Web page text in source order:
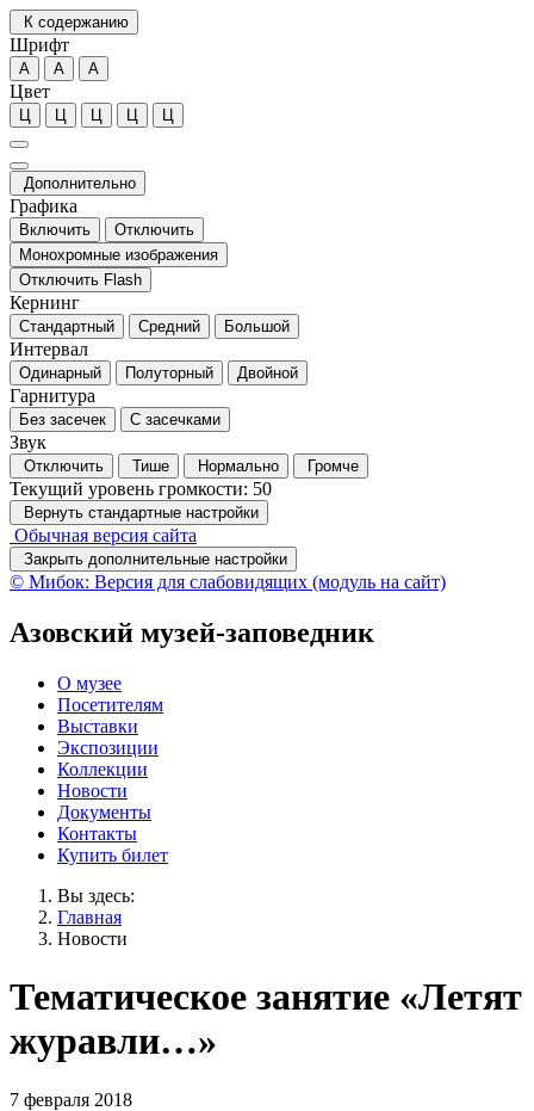
К содержанию
Шрифт
А А А
Цвет
Ц Ц Ц Ц Ц
Дополнительно
Графика
Включить
Отключить
Монохромные изображения
Отключить Flash
Кернинг
Стандартный Средний Большой
Интервал
Одинарный Полуторный Двойной
Гарнитура
Без засечек С засечками
Звук
Отключить Тише Нормально Громче
Текущий уровень громкости: 50
Вернуть стандартные настройки
Обычная версия сайта
Закрыть дополнительные настройки
© Мибок: Версия для слабовидящих (модуль на сайт)
Азовский музей-заповедник
О музее
Посетителям
Выставки
Экспозиции
Коллекции
Новости
Документы
Контакты
Купить билет
Вы здесь:
Главная
Новости
Тематическое занятие «Летят
журавли…»
7 февраля 2018